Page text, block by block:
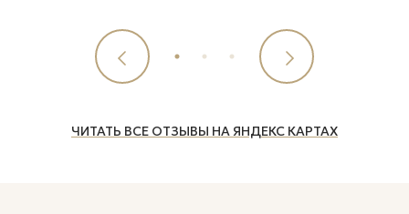
ЧИТАТЬ ВСЕ ОТЗЫВЫ НА ЯНДЕКС КАРТАХ